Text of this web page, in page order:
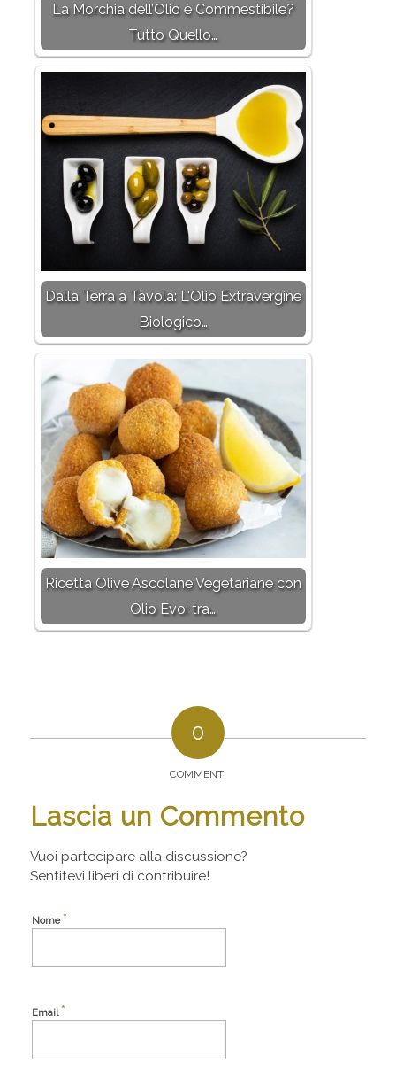
La Morchia dell’Olio è Commestibile?
Tutto Quello…
Dalla Terra a Tavola: L'Olio Extravergine
Biologico…
Ricetta Olive Ascolane Vegetariane con
Olio Evo: tra…
0
COMMENTI
Lascia un Commento
Vuoi partecipare alla discussione?
Sentitevi liberi di contribuire!
Nome*
Email*